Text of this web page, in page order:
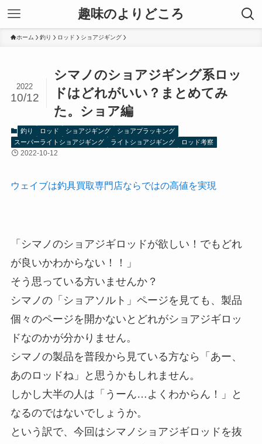
趣味のよりどころ
ホーム 釣り ロッド ショアジギング
シマノのショアジギング系ロッ
ドはどれがいい？まとめてみ
た。ショア編
2022
10/12
釣り ロッド ショアジギング
ショアプラッキング
スーパーライトショアジギング
ライトショアジギング ロッド考察
2022-10-12
ウェイブは釣具買取専門店ならではの高値を実現
「シマノのショアジギロッドが欲しい！でもどれ
が良いかわからない！！」
そう思っている方いませんか？
シマノの「ショアソルト」ページを見ても、製品
個々のページを開かないとどれがショアジギロッ
ドなのかが分かりません。
シマノの製品を普段から見ている方なら「あー、
あのロッドね」と思うかもしれません。
しかし大半の人は「うーん…よくわからん！」と
なるのではないでしょうか。
という訳で、今回はシマノショアジギロッドを抜